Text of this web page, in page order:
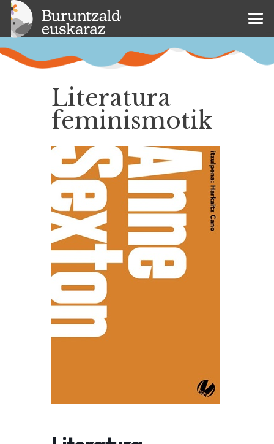
Literatura
feminismotik